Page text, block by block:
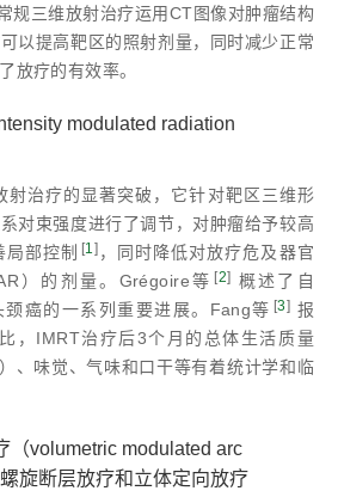
规三维放射治疗运用CT图像对肿瘤结构
以提高靶区的照射剂量，同时减少正常
放疗的有效率。
modulated radiation
射治疗的显著突破，它针对靶区三维形
对束强度进行了调节，对肿瘤给予较高
部控制 [1] ，同时降低对放疗危及器官
）的剂量。Grégoire等 [2] 概述了自
癌的一系列重要进展。Fang等 [3] 报
，IMRT治疗后3个月的总体生活质量
、味觉、气味和口干等有着统计学和临
（volumetric modulated arc
旋断层放疗和立体定向放疗